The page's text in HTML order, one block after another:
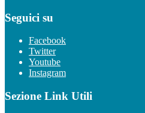
Seguici su
Facebook
Twitter
Youtube
Instagram
Sezione Link Utili